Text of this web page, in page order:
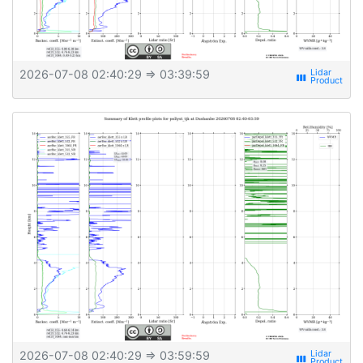
2026-07-08 02:40:29 ⇒ 03:39:59 view_week
2026-07-08 02:40:29 ⇒ 03:59:59 view_week